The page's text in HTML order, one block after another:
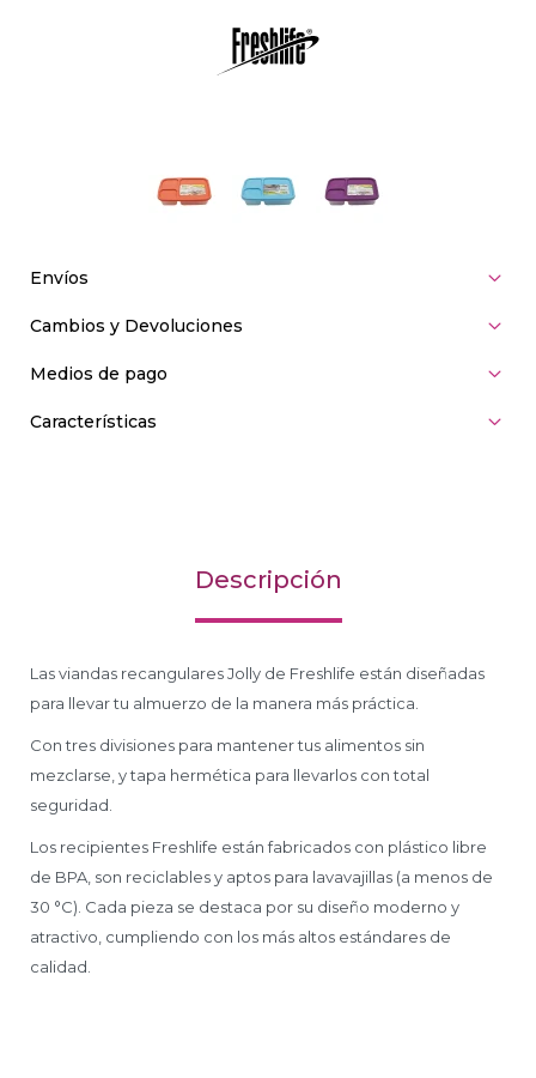
Envíos
Cambios y Devoluciones
Medios de pago
Características
Descripción
Las viandas recangulares Jolly de Freshlife están diseñadas
para llevar tu almuerzo de la manera más práctica.
Con tres divisiones para mantener tus alimentos sin
mezclarse, y tapa hermética para llevarlos con total
seguridad.
Los recipientes Freshlife están fabricados con plástico libre
de BPA, son reciclables y aptos para lavavajillas (a menos de
30 °C). Cada pieza se destaca por su diseño moderno y
atractivo, cumpliendo con los más altos estándares de
calidad.